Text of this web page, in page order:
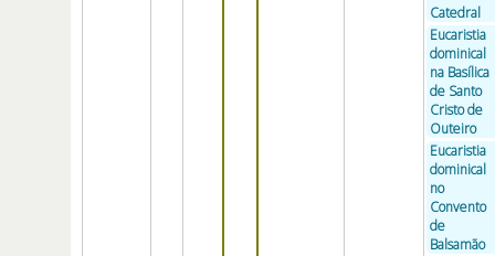
Catedral
Eucaristia
dominical
na Basílica
de Santo
Cristo de
Outeiro
Eucaristia
dominical
no
Convento
de
Balsamão